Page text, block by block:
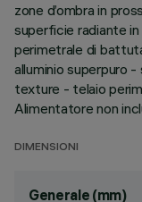
zone d’ombra in
superficie radiante
perimetrale di
alluminio superpuro
texture - telaio
Alimentatore non
DIMENSIONI
Generale (mm)